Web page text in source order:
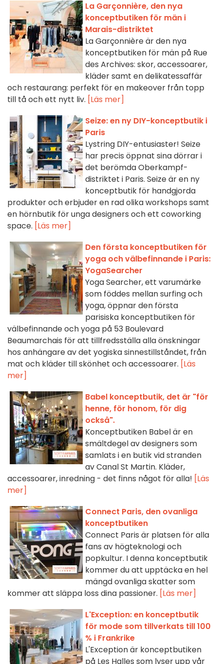
La Garçonnière, den nya
konceptbutiken för män i
Marais-distriktet
La Garçonnière är den nya
konceptbutiken för män på Rue
des Archives: skor, accessoarer,
kläder samt en delikatessaffär
och restaurang: perfekt för en makeover från topp
till tå och ett nytt liv. [Läs mer]
Seize: en ny DIY-konceptbutik i
Paris
Lystring DIY-entusiaster! Seize
har precis öppnat sina dörrar i
det berömda Oberkampf-
distriktet i Paris. Seize är en ny
konceptbutik för handgjorda
produkter och erbjuder en rad olika workshops samt
en hörnbutik för unga designers och ett coworking
space. [Läs mer]
Den första konceptbutiken för
yoga och välbefinnande i Paris:
YogaSearcher
Yoga Searcher, ett varumärke
som föddes mellan surfing och
yoga, öppnar den första
parisiska konceptbutiken för
välbefinnande och yoga på 53 Boulevard
Beaumarchais för att tillfredsställa alla önskningar
hos anhängare av det yogiska sinnestillståndet, från
mat och kläder till skönhet och accessoarer. [Läs
mer]
Babel konceptbutik, det är "för
henne, för honom, för dig
också".
Konceptbutiken Babel är en
smältdegel av designers som
samlats i en butik vid stranden
av Canal St Martin. Kläder,
accessoarer, inredning - det finns något för alla! [Läs
mer]
Connect Paris, den ovanliga
konceptbutiken
Connect Paris är platsen för alla
fans av högteknologi och
popkultur. I denna konceptbutik
kommer du att upptäcka en hel
mängd ovanliga skatter som
kommer att släppa loss dina passioner. [Läs mer]
L'Exception: en konceptbutik
för mode som tillverkats till 100
% i Frankrike
L'Exception är konceptbutiken
på Les Halles som lyser upp vår